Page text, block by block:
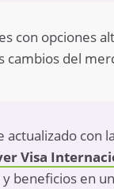
con opciones
cambios del
actualizado con
Visa
beneficios en